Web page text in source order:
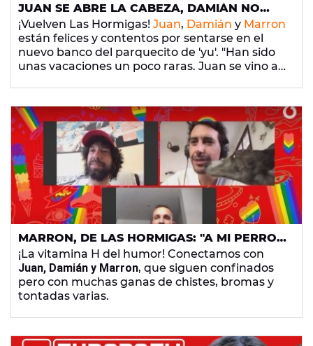
JUAN SE ABRE LA CABEZA, DAMIÁN NO
PUEDE LIGAR Y A MARRON SE LE CUELA
UNA RATA EN CASA: EL VERANO DE LAS
HORMIGAS
¡Vuelven Las Hormigas! Juan, Damián y Marron
están felices y contentos por sentarse en el
nuevo banco del parquecito de 'yu'. "Han sido
unas vacaciones un poco raras. Juan se vino a
MARRON, DE LAS HORMIGAS: "A MI PERRO
LE HA DADO POR ERUCTARME EN LA CARA"
¡La vitamina H del humor! Conectamos con
Juan, Damián y Marron, que siguen confinados
pero con muchas ganas de chistes, bromas y
tontadas varias.